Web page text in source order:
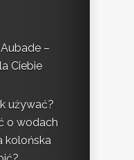
–
Ciebie
używać?
o wodach
kolońska